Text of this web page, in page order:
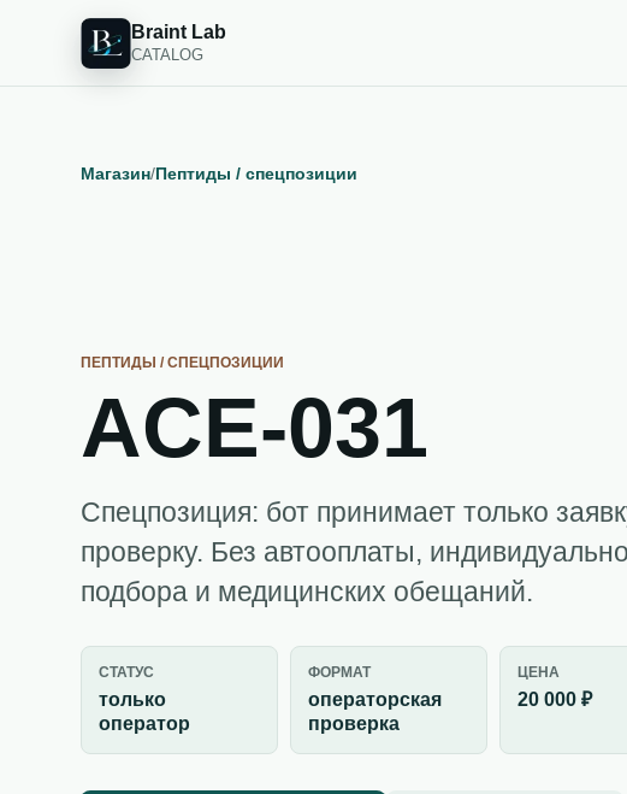
Braint Lab
CATALOG
Магазин/Пептиды / спецпозиции
ПЕПТИДЫ / СПЕЦПОЗИЦИИ
ACE-031
Спецпозиция: бот принимает только
проверку. Без автооплаты,
подбора и медицинских обещаний.
СТАТУС
только
оператор
ФОРМАТ
операторская
проверка
ЦЕНА
20 000 ₽